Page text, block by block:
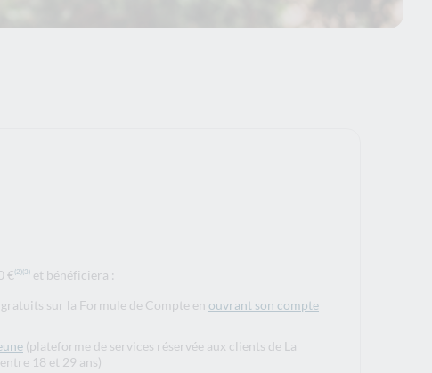
€ (2)(3) et bénéficiera :
sur la Formule de Compte en ouvrant son compte
(plateforme de services réservée aux clients de La
18 et 29 ans)